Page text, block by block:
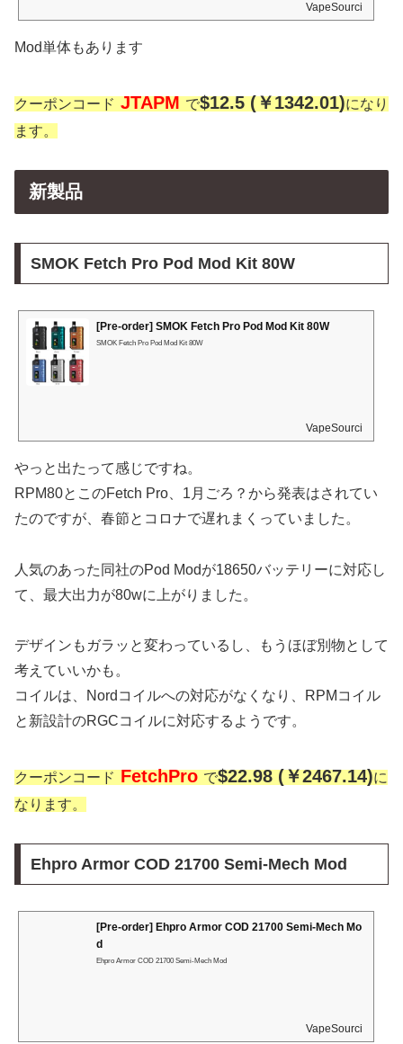
VapeSourcing
Mod単体もあります
クーポンコードJTAPMで$12.5 (￥1342.01)になり
ます。
新製品
SMOK Fetch Pro Pod Mod Kit 80W
[Pre-order] SMOK Fetch Pro Pod Mod Kit 80W
SMOK Fetch Pro Pod Mod Kit 80W
VapeSourcing
やっと出たって感じですね。
RPM80とこのFetch Pro、1月ごろ？から発表はされてい
たのですが、春節とコロナで遅れまくっていました。
人気のあった同社のPod Modが18650バッテリーに対応し
て、最大出力が80wに上がりました。
デザインもガラッと変わっているし、もうほぼ別物として
考えていいかも。
コイルは、Nordコイルへの対応がなくなり、RPMコイル
と新設計のRGCコイルに対応するようです。
クーポンコードFetchProで$22.98 (￥2467.14)に
なります。
Ehpro Armor COD 21700 Semi-Mech Mod
[Pre-order] Ehpro Armor COD 21700 Semi-Mech Mo
d
Ehpro Armor COD 21700 Semi-Mech Mod
VapeSourcing